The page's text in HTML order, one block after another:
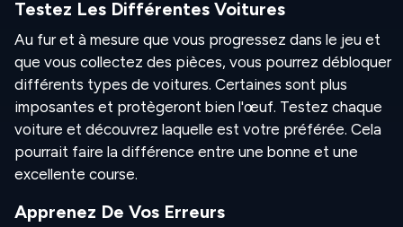
Testez Les Différentes Voitures
Au fur et à mesure que vous progressez dans le jeu et
que vous collectez des pièces, vous pourrez débloquer
différents types de voitures. Certaines sont plus
imposantes et protègeront bien l'œuf. Testez chaque
voiture et découvrez laquelle est votre préférée. Cela
pourrait faire la différence entre une bonne et une
excellente course.
Apprenez De Vos Erreurs